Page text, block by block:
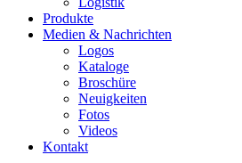
Produkte
Medien & Nachrichten
Logos
Kataloge
Broschüre
Neuigkeiten
Fotos
Videos
Kontakt